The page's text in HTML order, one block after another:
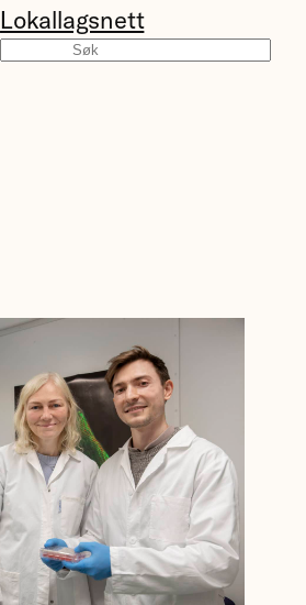
Lokallagsnett